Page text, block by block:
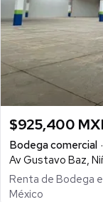
$925,400
Bodega comercial
Av Gustavo Baz,
Renta de Bodega
México